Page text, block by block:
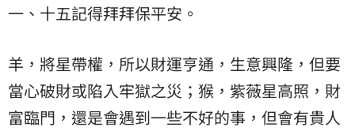
一、十五記得拜拜保平安。
羊，將星帶權，所以財運亨通，生意興隆，但要
當心破財或陷入牢獄之災；猴，紫薇星高照，財
富臨門，還是會遇到一些不好的事，但會有貴人